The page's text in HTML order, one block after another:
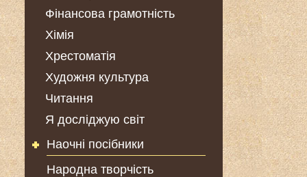
Фінансова грамотність
Хімія
Хрестоматія
Художня культура
Читання
Я досліджую світ
Наочні посібники
Народна творчість